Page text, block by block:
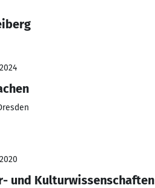
und Kulturwissenschaften